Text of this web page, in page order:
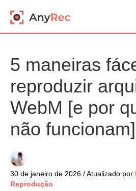
5 maneiras
reproduzir
WebM [e por
não funcionam]
30 de janeiro de 2026 / Atualizado por
Reprodução